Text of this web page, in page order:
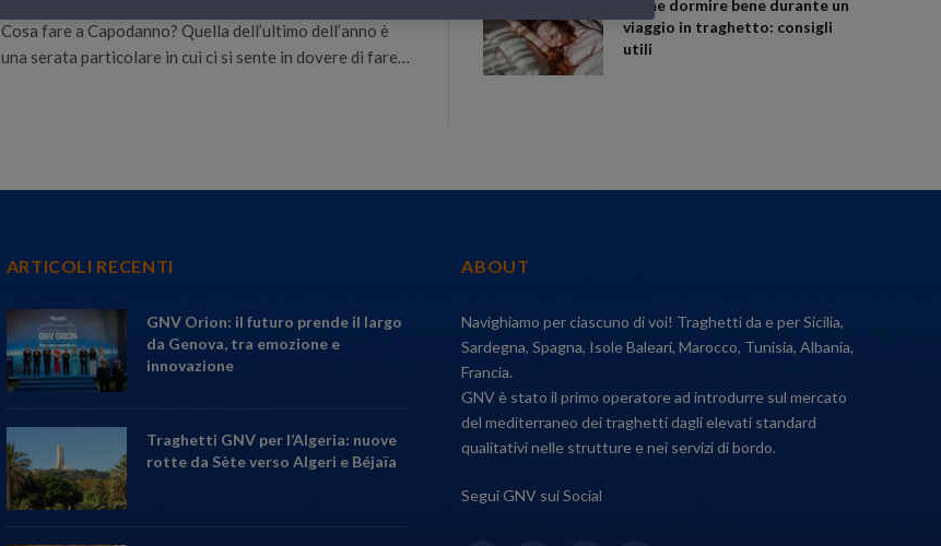
Cosa fare a Capodanno? Quella dell’ultimo dell’anno è
una serata particolare in cui ci si sente in dovere di fare…
Come dormire bene durante un
viaggio in traghetto: consigli
utili
ARTICOLI RECENTI
GNV Orion: il futuro prende il largo
da Genova, tra emozione e
innovazione
Traghetti GNV per l’Algeria: nuove
rotte da Sète verso Algeri e Béjaïa
ABOUT
Navighiamo per ciascuno di voi! Traghetti da e per Sicilia,
Sardegna, Spagna, Isole Baleari, Marocco, Tunisia, Albania,
Francia.
GNV è stato il primo operatore ad introdurre sul mercato
del mediterraneo dei traghetti dagli elevati standard
qualitativi nelle strutture e nei servizi di bordo.
Segui GNV sui Social